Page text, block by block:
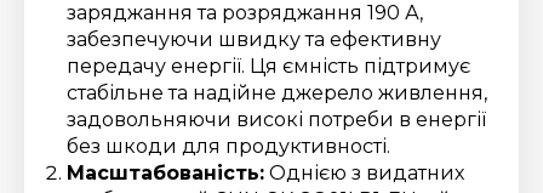
заряджання та розряджання 190 А,
забезпечуючи швидку та ефективну
передачу енергії. Ця ємність підтримує
стабільне та надійне джерело живлення,
задовольняючи високі потреби в енергії
без шкоди для продуктивності.
Масштабованість: Однією з видатних